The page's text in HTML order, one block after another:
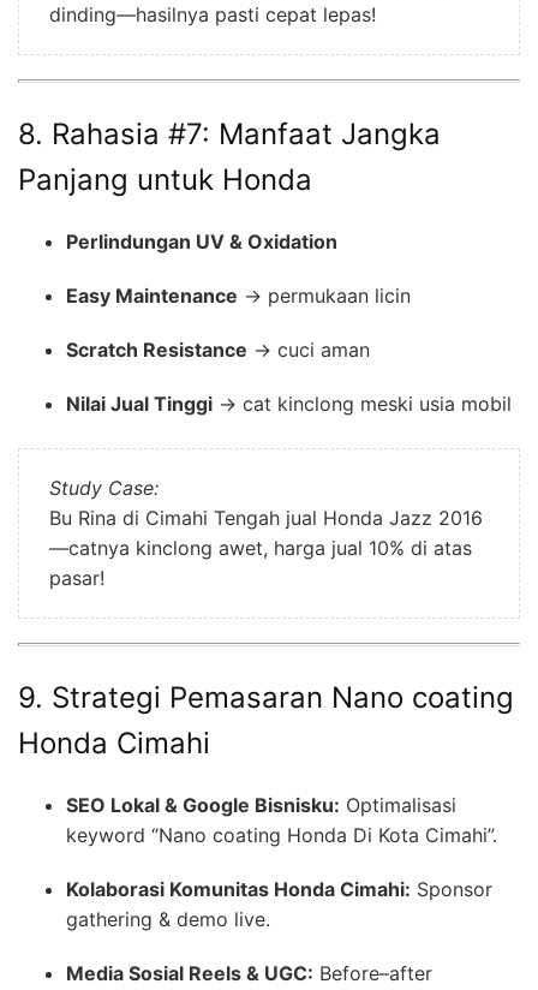
dinding—hasilnya pasti cepat lepas!
8. Rahasia #7: Manfaat Jangka
Panjang untuk Honda
Perlindungan UV & Oxidation
Easy Maintenance → permukaan licin
Scratch Resistance → cuci aman
Nilai Jual Tinggi → cat kinclong meski usia mobil
Study Case:
Bu Rina di Cimahi Tengah jual Honda Jazz 2016
—catnya kinclong awet, harga jual 10% di atas
pasar!
9. Strategi Pemasaran Nano coating
Honda Cimahi
SEO Lokal & Google Bisnisku: Optimalisasi
keyword “Nano coating Honda Di Kota Cimahi”.
Kolaborasi Komunitas Honda Cimahi: Sponsor
gathering & demo live.
Media Sosial Reels & UGC: Before–after